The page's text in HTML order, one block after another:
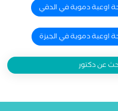
اوعية دموية في الدقي
اوعية دموية في الجيزة
عن دكتور